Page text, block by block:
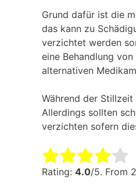
Grund dafür ist die
das kann zu
verzichtet werden
eine Behandlung
alternativen
Während der
Allerdings sollten
verzichten sofern
Rate this item:
Rating: 4.0/5. From